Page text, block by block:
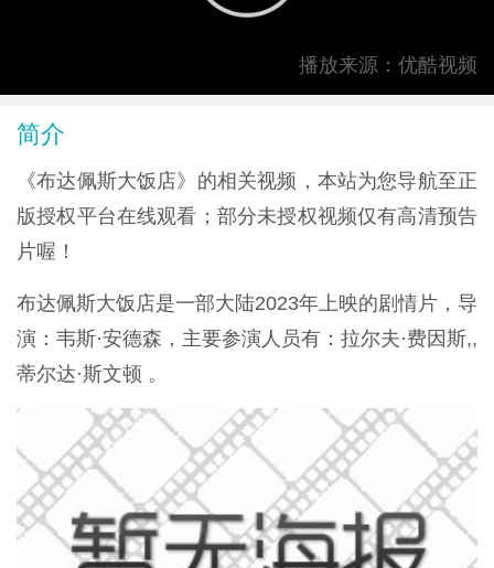
播放来源：优酷视频
简介
《布达佩斯大饭店》的相关视频，本站为您导航至正
版授权平台在线观看；部分未授权视频仅有高清预告
片喔！
布达佩斯大饭店是一部大陆2023年上映的剧情片，导
演：韦斯·安德森，主要参演人员有：拉尔夫·费因斯,,
蒂尔达·斯文顿 。